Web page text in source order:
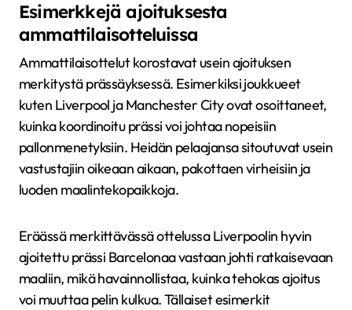
Esimerkkejä ajoituksesta
ammattilaisotteluissa
Ammattilaisottelut korostavat usein ajoituksen
merkitystä prässäyksessä. Esimerkiksi joukkueet
kuten Liverpool ja Manchester City ovat osoittaneet,
kuinka koordinoitu prässi voi johtaa nopeisiin
pallonmenetyksiin. Heidän pelaajansa sitoutuvat usein
vastustajiin oikeaan aikaan, pakottaen virheisiin ja
luoden maalintekopaikkoja.
Eräässä merkittävässä ottelussa Liverpoolin hyvin
ajoitettu prässi Barcelonaa vastaan johti ratkaisevaan
maaliin, mikä havainnollistaa, kuinka tehokas ajoitus
voi muuttaa pelin kulkua. Tällaiset esimerkit